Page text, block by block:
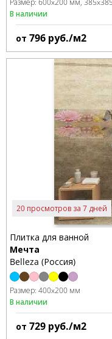
Размер: 600x200 мм
В наличии
от 796 руб./м2
20 просмотров за 7 дней
Плитка для ванной
Мечта
Belleza (Россия)
Размер: 400x200 мм
В наличии
от 729 руб./м2